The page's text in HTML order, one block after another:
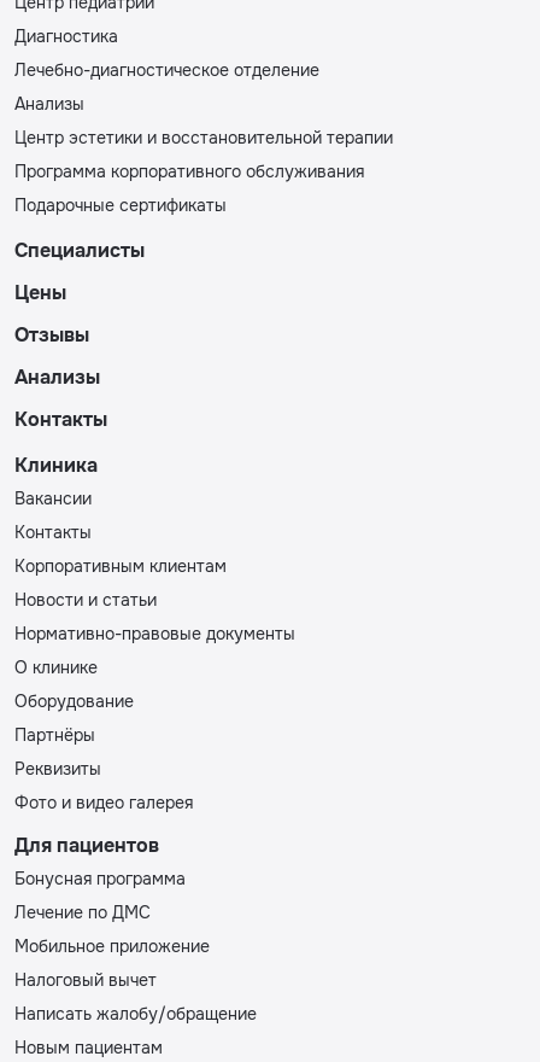
Диагностика
Лечебно-диагностическое отделение
Анализы
Центр эстетики и восстановительной терапии
Программа корпоративного обслуживания
Подарочные сертификаты
Специалисты
Цены
Отзывы
Анализы
Контакты
Клиника
Вакансии
Контакты
Корпоративным клиентам
Новости и статьи
Нормативно-правовые документы
О клинике
Оборудование
Партнёры
Реквизиты
Фото и видео галерея
Для пациентов
Бонусная программа
Лечение по ДМС
Мобильное приложение
Налоговый вычет
Написать жалобу/обращение
Новым пациентам